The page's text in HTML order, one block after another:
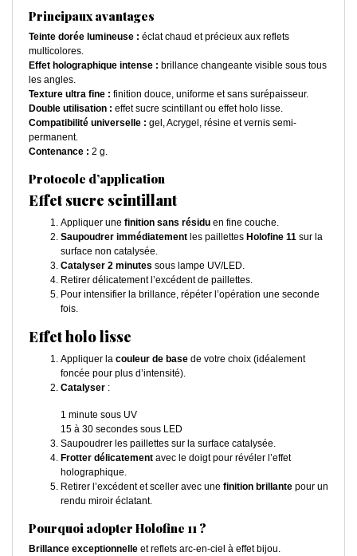
Principaux avantages
Teinte dorée lumineuse : éclat chaud et précieux aux reflets
multicolores.
Effet holographique intense : brillance changeante visible sous tous
les angles.
Texture ultra fine : finition douce, uniforme et sans surépaisseur.
Double utilisation : effet sucre scintillant ou effet holo lisse.
Compatibilité universelle : gel, Acrygel, résine et vernis semi-
permanent.
Contenance : 2 g.
Protocole d’application
Effet sucre scintillant
Appliquer une finition sans résidu en fine couche.
Saupoudrer immédiatement les paillettes Holofine 11 sur la
surface non catalysée.
Catalyser 2 minutes sous lampe UV/LED.
Retirer délicatement l’excédent de paillettes.
Pour intensifier la brillance, répéter l’opération une seconde
fois.
Effet holo lisse
Appliquer la couleur de base de votre choix (idéalement
foncée pour plus d’intensité).
Catalyser :
1 minute sous UV
15 à 30 secondes sous LED
Saupoudrer les paillettes sur la surface catalysée.
Frotter délicatement avec le doigt pour révéler l’effet
holographique.
Retirer l’excédent et sceller avec une finition brillante pour un
rendu miroir éclatant.
Pourquoi adopter Holofine 11 ?
Brillance exceptionnelle et reflets arc-en-ciel à effet bijou.